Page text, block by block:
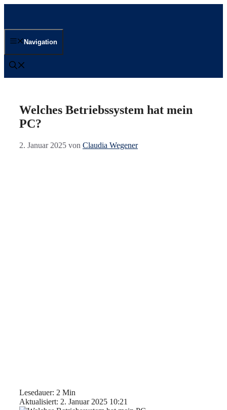
Navigation
Welches Betriebssystem hat mein
PC?
2. Januar 2025 von Claudia Wegener
Lesedauer: 2 Min
Aktualisiert: 2. Januar 2025 10:21